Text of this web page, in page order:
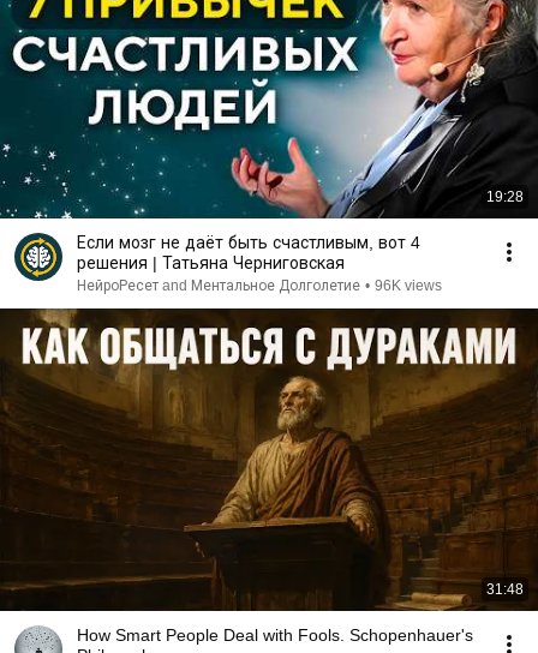
19:28
Если мозг не даёт быть счастливым, вот 4
решения | Татьяна Черниговская
НейроРесет and Ментальное Долголетие • 96K views
31:48
How Smart People Deal with Fools. Schopenhauer's